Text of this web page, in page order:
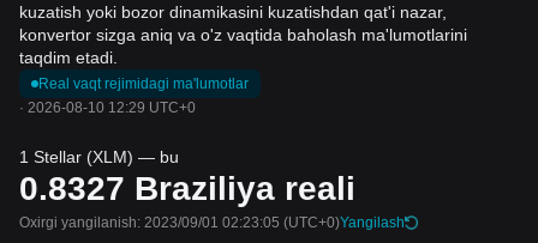
kuzatish yoki bozor dinamikasini kuzatishdan qat'i nazar,
konvertor sizga aniq va o'z vaqtida baholash ma'lumotlarini
taqdim etadi.
Real vaqt rejimidagi ma'lumotlar
· 2026-08-10 12:29 UTC+0
1 Stellar (XLM) — bu
0.8327 Braziliya reali
Oxirgi yangilanish: 2023/09/01 02:23:05 (UTC+0)Yangilash